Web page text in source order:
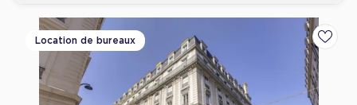
Location de bureaux